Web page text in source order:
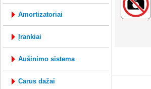
amortizatoriai
įrankiai
aušinimo sistema
carus dažai